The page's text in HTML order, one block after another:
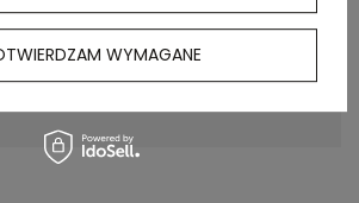
5.100
WYMAGANE